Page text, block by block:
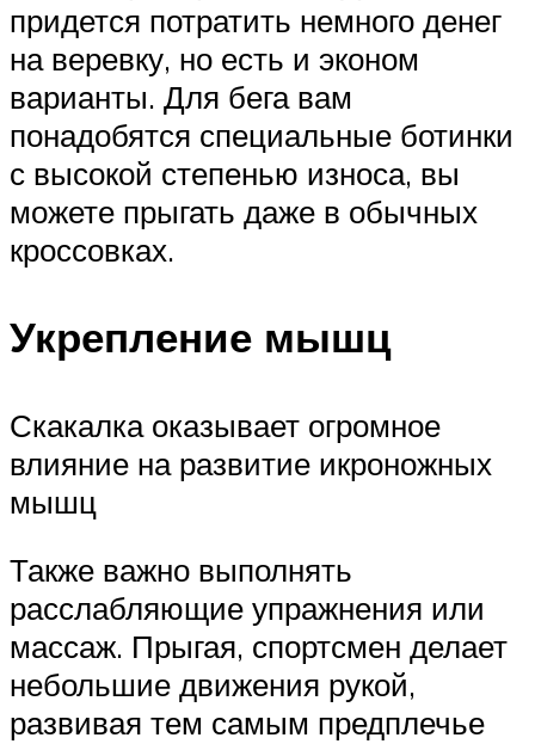
придется потратить немного денег
на веревку, но есть и эконом
варианты. Для бега вам
понадобятся специальные ботинки
с высокой степенью износа, вы
можете прыгать даже в обычных
кроссовках.
Укрепление мышц
Скакалка оказывает огромное
влияние на развитие икроножных
мышц
Также важно выполнять
расслабляющие упражнения или
массаж. Прыгая, спортсмен делает
небольшие движения рукой,
развивая тем самым предплечье